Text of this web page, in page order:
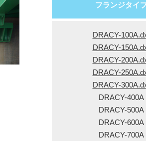
フランジタイ
DRACY-
DRACY-
DRACY-
DRACY-
DRACY-
DRACY-400A
DRACY-500A
DRACY-600A
DRACY-700A